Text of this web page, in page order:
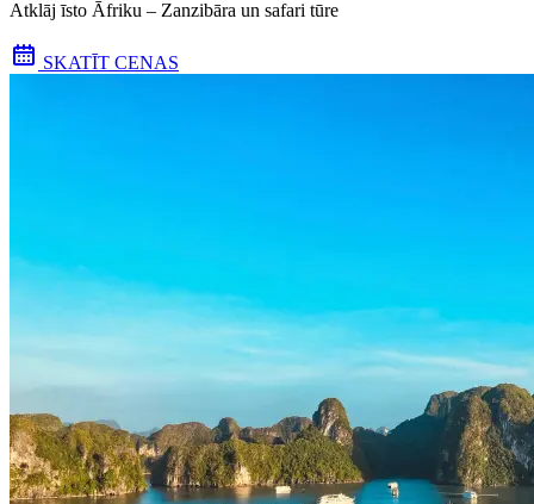
Atklāj īsto Āfriku – Zanzibāra un safari tūre
SKATĪT CENAS